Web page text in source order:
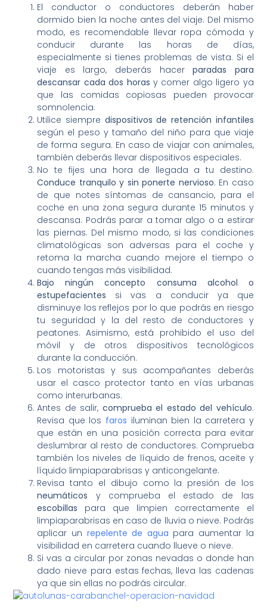
El conductor o conductores deberán haber
dormido bien la noche antes del viaje. Del mismo
modo, es recomendable llevar ropa cómoda y
conducir durante las horas de días,
especialmente si tienes problemas de vista. Si el
viaje es largo, deberás hacerparadas para
descansar cada dos horas y comer algo ligero ya
que las comidas copiosas pueden provocar
somnolencia.
Utilice siempre dispositivos de retención infantiles
según el peso y tamaño del niño para que viaje
de forma segura. En caso de viajar con animales,
también deberás llevar dispositivos especiales.
No te fijes una hora de llegada a tu destino.
Conduce tranquilo y sin ponerte nervioso. En caso
de que notes síntomas de cansancio, para el
coche en una zona segura durante 15 minutos y
descansa. Podrás parar a tomar algo o a estirar
las piernas. Del mismo modo, si las condiciones
climatológicas son adversas para el coche y
retoma la marcha cuando mejore el tiempo o
cuando tengas más visibilidad.
Bajo ningún concepto consuma alcohol o
estupefacientes si vas a conducir ya que
disminuye los reflejos por lo que podrás en riesgo
tu seguridad y la del resto de conductores y
peatones. Asimismo, está prohibido el uso del
móvil y de otros dispositivos tecnológicos
durante la conducción.
Los motoristas y sus acompañantes deberás
usar el casco protector tanto en vías urbanas
como interurbanas.
Antes de salir, comprueba el estado del vehículo.
Revisa que los faros iluminan bien la carretera y
que están en una posición correcta para evitar
deslumbrar al resto de conductores. Comprueba
también los niveles de líquido de frenos, aceite y
líquido limpiaparabrisas y anticongelante.
Revisa tanto el dibujo como la presión de los
neumáticos y comprueba el estado de las
escobillas para que limpien correctamente el
limpiaparabrisas en caso de lluvia o nieve. Podrás
aplicar un repelente de agua para aumentar la
visibilidad en carretera cuando llueve o nieve.
Si vas a circular por zonas nevadas o donde han
dado nieve para estas fechas, lleva las cadenas
ya que sin ellas no podrás circular.